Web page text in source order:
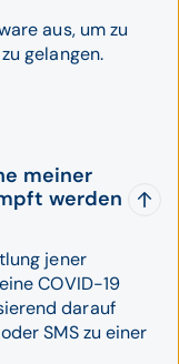
aus, um zu
gelangen.
meiner
werden
jener
COVID-19
darauf
SMS zu einer